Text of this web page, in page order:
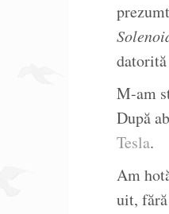
M-am
După
Tesla.
Am
uit,